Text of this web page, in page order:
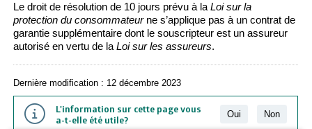
Le droit de résolution de 10 jours prévu à la Loi sur la
protection du consommateurne s’applique pas à un contrat de
garantie supplémentaire dont le souscripteur est un assureur
autorisé en vertu de la Loi sur les assureurs.
Dernière modification : 12 décembre 2023
L'information sur cette page vous
a-t-elle été utile?
Oui Non